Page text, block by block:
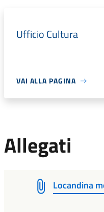
Ufficio Cultura
VAI ALLA PAGINA
Allegati
Locandina